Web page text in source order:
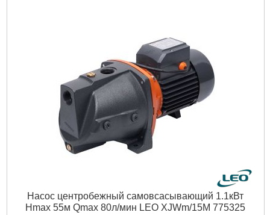
Насос центробежный самовсасывающий 1.1кВт
Hmax 55м Qmax 80л/мин LEO XJWm/15M 775325